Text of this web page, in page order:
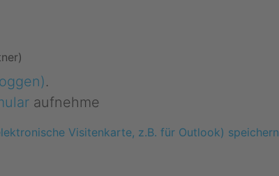
.
aufnehme
Visitenkarte, z.B. für Outlook) speichern